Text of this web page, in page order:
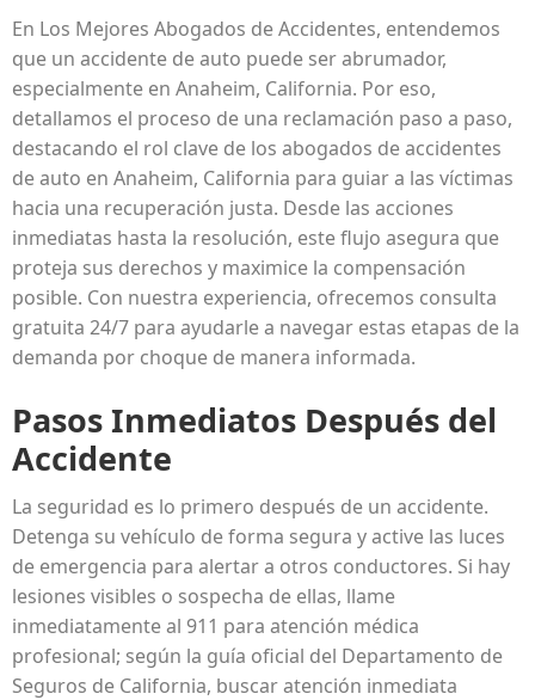
En Los Mejores Abogados de Accidentes, entendemos
que un accidente de auto puede ser abrumador,
especialmente en Anaheim, California. Por eso,
detallamos el proceso de una reclamación paso a paso,
destacando el rol clave de los abogados de accidentes
de auto en Anaheim, California para guiar a las víctimas
hacia una recuperación justa. Desde las acciones
inmediatas hasta la resolución, este flujo asegura que
proteja sus derechos y maximice la compensación
posible. Con nuestra experiencia, ofrecemos consulta
gratuita 24/7 para ayudarle a navegar estas etapas de la
demanda por choque de manera informada.
Pasos Inmediatos Después del
Accidente
La seguridad es lo primero después de un accidente.
Detenga su vehículo de forma segura y active las luces
de emergencia para alertar a otros conductores. Si hay
lesiones visibles o sospecha de ellas, llame
inmediatamente al 911 para atención médica
profesional; según la guía oficial del Departamento de
Seguros de California, buscar atención inmediata